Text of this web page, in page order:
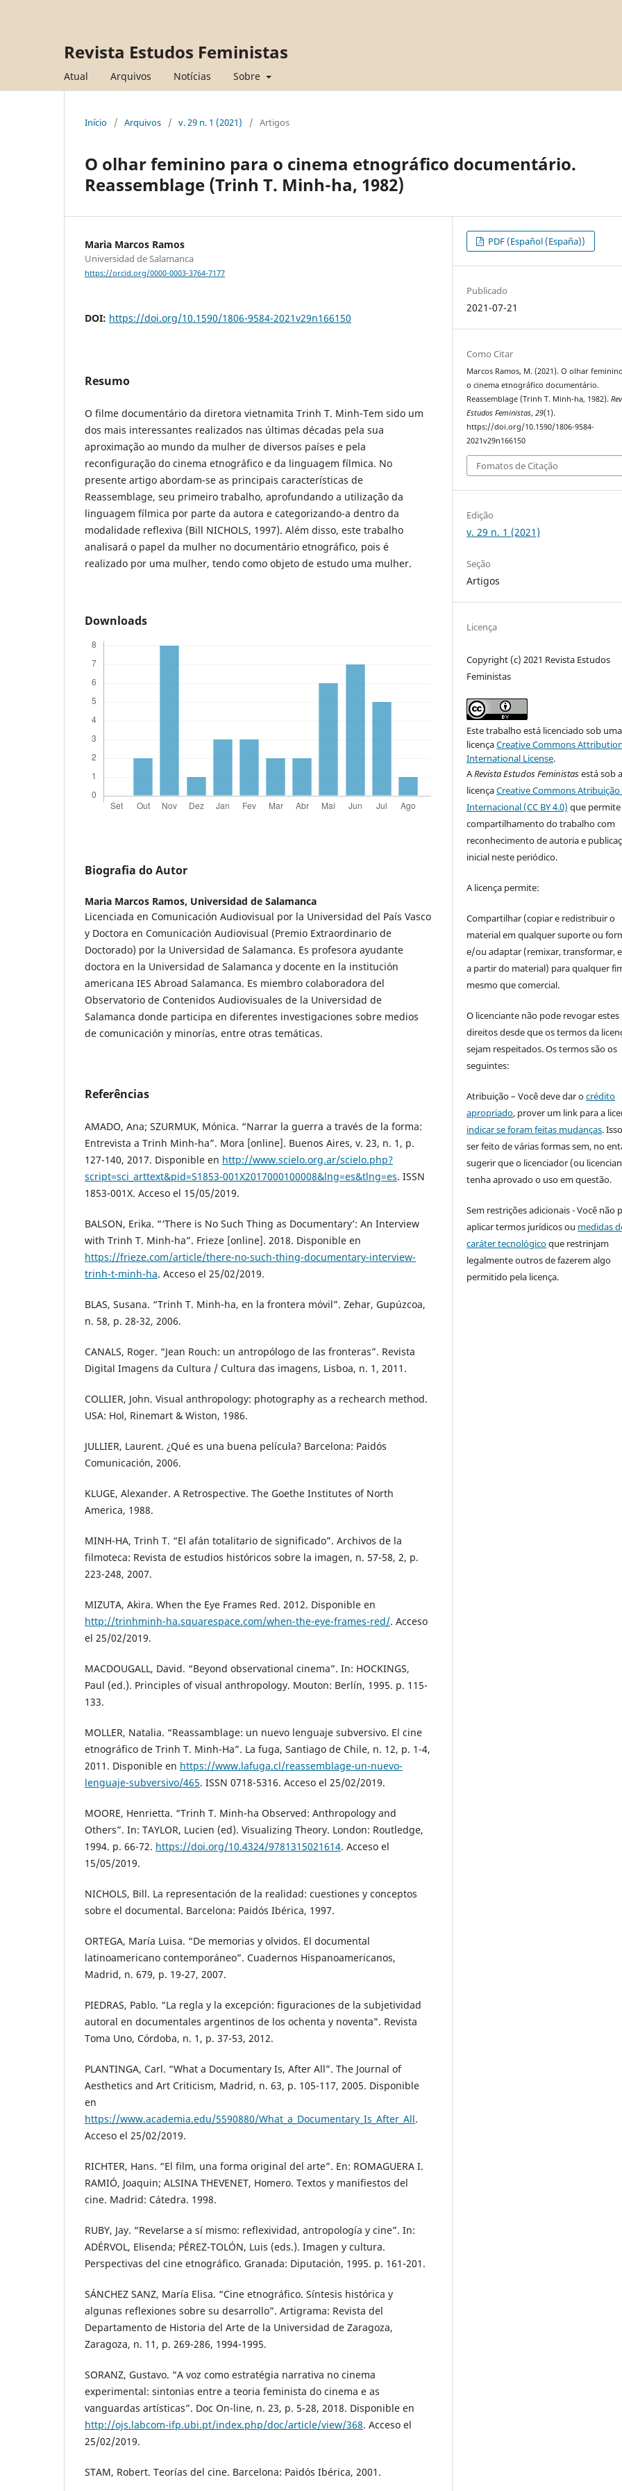
Revista Estudos Feministas
Atual Arquivos Notícias Sobre
Início / Arquivos / v. 29 n. 1 (2021) / Artigos
O olhar feminino para o cinema etnográfico documentário.
Reassemblage (Trinh T. Minh-ha, 1982)
Maria Marcos Ramos
Universidad de Salamanca
https://orcid.org/0000-0003-3764-7177
DOI: https://doi.org/10.1590/1806-9584-2021v29n166150
Resumo
O filme documentário da diretora vietnamita Trinh T. Minh-Tem sido um
dos mais interessantes realizados nas últimas décadas pela sua
aproximação ao mundo da mulher de diversos países e pela
reconfiguração do cinema etnográfico e da linguagem fílmica. No
presente artigo abordam-se as principais características de
Reassemblage, seu primeiro trabalho, aprofundando a utilização da
linguagem fílmica por parte da autora e categorizando-a dentro da
modalidade reflexiva (Bill NICHOLS, 1997). Além disso, este trabalho
analisará o papel da mulher no documentário etnográfico, pois é
realizado por uma mulher, tendo como objeto de estudo uma mulher.
Downloads
Biografia do Autor
Maria Marcos Ramos, Universidad de Salamanca
Licenciada en Comunicación Audiovisual por la Universidad del País Vasco
y Doctora en Comunicación Audiovisual (Premio Extraordinario de
Doctorado) por la Universidad de Salamanca. Es profesora ayudante
doctora en la Universidad de Salamanca y docente en la institución
americana IES Abroad Salamanca. Es miembro colaboradora del
Observatorio de Contenidos Audiovisuales de la Universidad de
Salamanca donde participa en diferentes investigaciones sobre medios
de comunicación y minorías, entre otras temáticas.
Referências
AMADO, Ana; SZURMUK, Mónica. “Narrar la guerra a través de la forma:
Entrevista a Trinh Minh-ha”. Mora [online]. Buenos Aires, v. 23, n. 1, p.
127-140, 2017. Disponible en http://www.scielo.org.ar/scielo.php?
script=sci_arttext&pid=S1853-001X2017000100008&lng=es&tlng=es. ISSN
1853-001X. Acceso el 15/05/2019.
BALSON, Erika. “‘There is No Such Thing as Documentary’: An Interview
with Trinh T. Minh-ha”. Frieze [online]. 2018. Disponible en
https://frieze.com/article/there-no-such-thing-documentary-interview-
trinh-t-minh-ha. Acceso el 25/02/2019.
BLAS, Susana. “Trinh T. Minh-ha, en la frontera móvil”. Zehar, Gupúzcoa,
n. 58, p. 28-32, 2006.
CANALS, Roger. “Jean Rouch: un antropólogo de las fronteras”. Revista
Digital Imagens da Cultura / Cultura das imagens, Lisboa, n. 1, 2011.
COLLIER, John. Visual anthropology: photography as a rechearch method.
USA: Hol, Rinemart & Wiston, 1986.
JULLIER, Laurent. ¿Qué es una buena película? Barcelona: Paidós
Comunicación, 2006.
KLUGE, Alexander. A Retrospective. The Goethe Institutes of North
America, 1988.
MINH-HA, Trinh T. “El afán totalitario de significado”. Archivos de la
filmoteca: Revista de estudios históricos sobre la imagen, n. 57-58, 2, p.
223-248, 2007.
MIZUTA, Akira. When the Eye Frames Red. 2012. Disponible en
http://trinhminh-ha.squarespace.com/when-the-eye-frames-red/. Acceso
el 25/02/2019.
MACDOUGALL, David. “Beyond observational cinema”. In: HOCKINGS,
Paul (ed.). Principles of visual anthropology. Mouton: Berlín, 1995. p. 115-
133.
MOLLER, Natalia. “Reassamblage: un nuevo lenguaje subversivo. El cine
etnográfico de Trinh T. Minh-Ha”. La fuga, Santiago de Chile, n. 12, p. 1-4,
2011. Disponible en https://www.lafuga.cl/reassemblage-un-nuevo-
lenguaje-subversivo/465. ISSN 0718-5316. Acceso el 25/02/2019.
MOORE, Henrietta. “Trinh T. Minh-ha Observed: Anthropology and
Others”. In: TAYLOR, Lucien (ed). Visualizing Theory. London: Routledge,
1994. p. 66-72. https://doi.org/10.4324/9781315021614. Acceso el
15/05/2019.
NICHOLS, Bill. La representación de la realidad: cuestiones y conceptos
sobre el documental. Barcelona: Paidós Ibérica, 1997.
ORTEGA, María Luisa. “De memorias y olvidos. El documental
latinoamericano contemporáneo”. Cuadernos Hispanoamericanos,
Madrid, n. 679, p. 19-27, 2007.
PIEDRAS, Pablo. “La regla y la excepción: figuraciones de la subjetividad
autoral en documentales argentinos de los ochenta y noventa”. Revista
Toma Uno, Córdoba, n. 1, p. 37-53, 2012.
PLANTINGA, Carl. “What a Documentary Is, After All”. The Journal of
Aesthetics and Art Criticism, Madrid, n. 63, p. 105-117, 2005. Disponible
en
https://www.academia.edu/5590880/What_a_Documentary_Is_After_All.
Acceso el 25/02/2019.
RICHTER, Hans. “El film, una forma original del arte”. En: ROMAGUERA I.
RAMIÓ, Joaquin; ALSINA THEVENET, Homero. Textos y manifiestos del
cine. Madrid: Cátedra. 1998.
RUBY, Jay. “Revelarse a sí mismo: reflexividad, antropología y cine”. In:
ADÉRVOL, Elisenda; PÉREZ-TOLÓN, Luis (eds.). Imagen y cultura.
Perspectivas del cine etnográfico. Granada: Diputación, 1995. p. 161-201.
SÁNCHEZ SANZ, María Elisa. “Cine etnográfico. Síntesis histórica y
algunas reflexiones sobre su desarrollo”. Artigrama: Revista del
Departamento de Historia del Arte de la Universidad de Zaragoza,
Zaragoza, n. 11, p. 269-286, 1994-1995.
SORANZ, Gustavo. “A voz como estratégia narrativa no cinema
experimental: sintonias entre a teoria feminista do cinema e as
vanguardas artísticas”. Doc On-line, n. 23, p. 5-28, 2018. Disponible en
http://ojs.labcom-ifp.ubi.pt/index.php/doc/article/view/368. Acceso el
25/02/2019.
STAM, Robert. Teorías del cine. Barcelona: Paidós Ibérica, 2001.
PDF (Español (España))
Publicado
2021-07-21
Como Citar
Marcos Ramos, M. (2021). O olhar
o cinema etnográfico documentário.
Reassemblage (Trinh T. Minh-ha, 1982).
Estudos Feministas,29(1).
https://doi.org/10.1590/1806-9584-
2021v29n166150
Fomatos de Citação
Edição
v. 29 n. 1 (2021)
Seção
Artigos
Licença
Copyright (c) 2021 Revista Estudos
Feministas
Este trabalho está licenciado sob uma
licençaCreative Commons
International License.
ARevista Estudos Feministasestá sob a
licençaCreative Commons Atribuição
Internacional (CC BY 4.0) que
compartilhamento do trabalho com
reconhecimento de autoria e
inicial neste periódico.
A licença permite:
Compartilhar (copiar e redistribuir o
material em qualquer suporte ou
e/ou adaptar (remixar, transformar,
a partir do material) para qualquer
mesmo que comercial.
O licenciante não pode revogar estes
direitos desde que os termos da
sejam respeitados. Os termos são os
seguintes:
Atribuição – Você deve dar ocrédito
apropriado, prover um link para a
indicar se foram feitas mudanças.
ser feito de várias formas sem, no
sugerir que o licenciador (ou
tenha aprovado o uso em questão.
Sem restrições adicionais - Você não
aplicar termos jurídicos ou medidas
caráter tecnológicoque restrinjam
legalmente outros de fazerem algo
permitido pela licença.